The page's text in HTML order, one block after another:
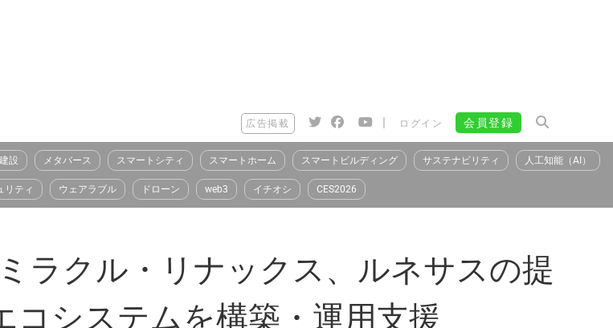
広告掲載 | ログイン 会員登録
設 メタバース スマートシティ スマートホーム スマートビルディング サステナビリティ 人工知能（AI）
リティ ウェアラブル ドローン web3 イチオシ CES2026
ラクル・リナックス、ルネサスの提
システムを構築・運用支援